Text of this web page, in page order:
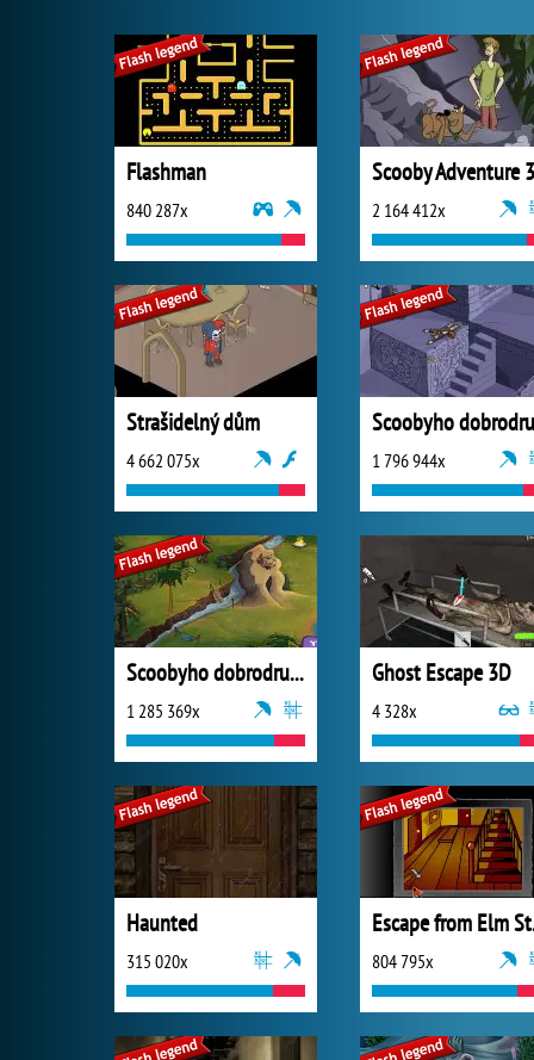
Flashman
840 287x
Scooby Adventure 3
2 164 412x
Strašidelný dům
4 662 075x 1 796 944x
Scoobyho dobrodružství 6
1 285 369x
Ghost Escape 3D
4 328x
Haunted
315 020x 804 795x